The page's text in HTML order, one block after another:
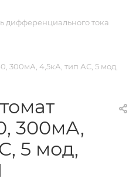
дифференциального тока
300мА, 4,5кА, тип АС, 5 мод,
300мА,
5 мод,